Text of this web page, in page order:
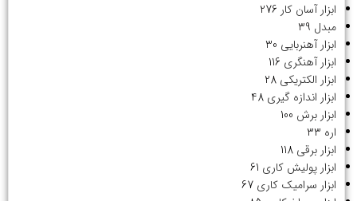
ابزار آسان کار 276
مبدل 39
ابزار آهنربایی 30
ابزار آهنگری 116
ابزار الکتریکی 28
ابزار اندازه گیری 48
ابزار برش 100
اره 33
ابزار برقی 118
ابزار پولیش کاری 61
ابزار سرامیک کاری 67